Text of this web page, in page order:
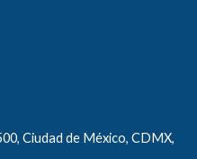
Ciudad de México, CDMX,